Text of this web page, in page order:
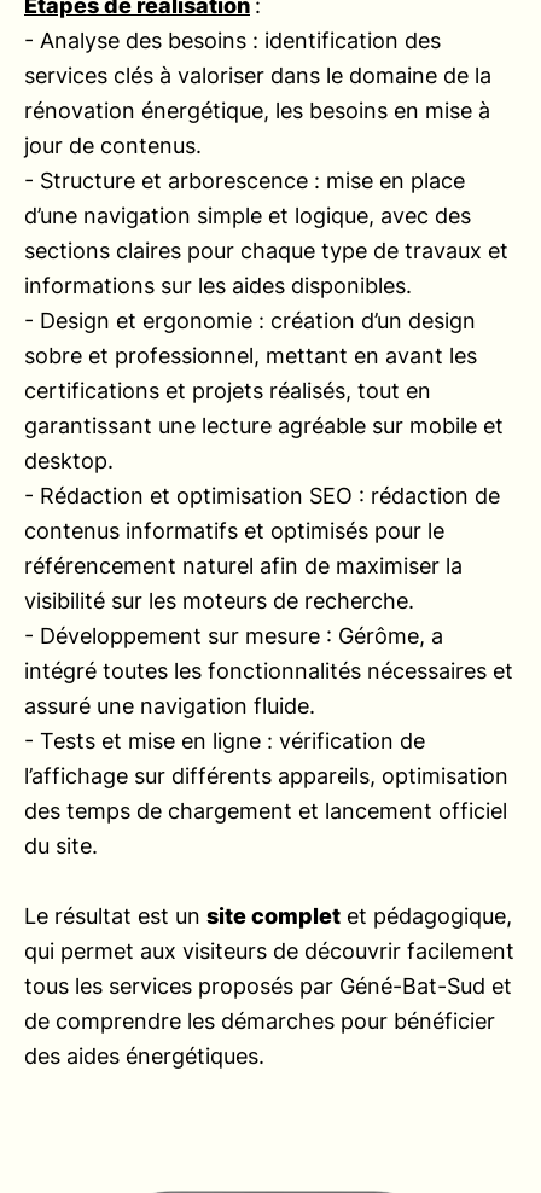
- Analyse des besoins : identification des
services clés à valoriser dans le domaine de la
rénovation énergétique, les besoins en mise à
jour de contenus.
- Structure et arborescence : mise en place
d’une navigation simple et logique, avec des
sections claires pour chaque type de travaux et
informations sur les aides disponibles.
- Design et ergonomie : création d’un design
sobre et professionnel, mettant en avant les
certifications et projets réalisés, tout en
garantissant une lecture agréable sur mobile et
desktop.
- Rédaction et optimisation SEO : rédaction de
contenus informatifs et optimisés pour le
référencement naturel afin de maximiser la
visibilité sur les moteurs de recherche.
- Développement sur mesure : Gérôme, a
intégré toutes les fonctionnalités nécessaires et
assuré une navigation fluide.
- Tests et mise en ligne : vérification de
l’affichage sur différents appareils, optimisation
des temps de chargement et lancement officiel
du site.
Le résultat est un site complet et pédagogique,
qui permet aux visiteurs de découvrir facilement
tous les services proposés par Géné-Bat-Sud et
de comprendre les démarches pour bénéficier
des aides énergétiques.